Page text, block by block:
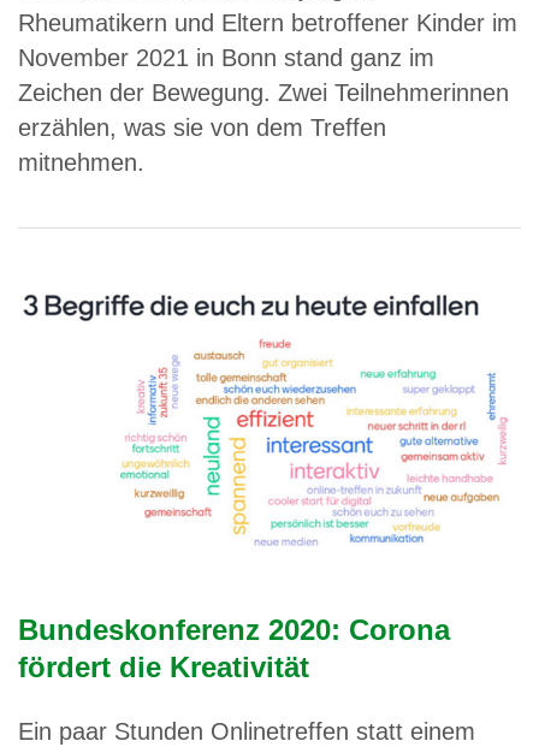
Rheumatikern und Eltern betroffener Kinder im
November 2021 in Bonn stand ganz im
Zeichen der Bewegung. Zwei Teilnehmerinnen
erzählen, was sie von dem Treffen
mitnehmen.
Bundeskonferenz 2020: Corona
fördert die Kreativität
Ein paar Stunden Onlinetreffen statt einem